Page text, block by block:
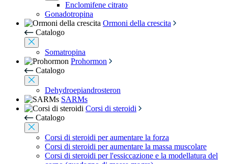
Enclomifene citrato
Gonadotropina
Ormoni della crescita
Catalogo
Somatropina
Prohormon
Catalogo
Dehydroepiandrosteron
SARMs
Corsi di steroidi
Catalogo
Corsi di steroidi per aumentare la forza
Corsi di steroidi per aumentare la massa muscolare
Corsi di steroidi per l'essiccazione e la modellatura del